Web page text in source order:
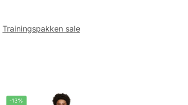
Trainingspakken sale
-13%